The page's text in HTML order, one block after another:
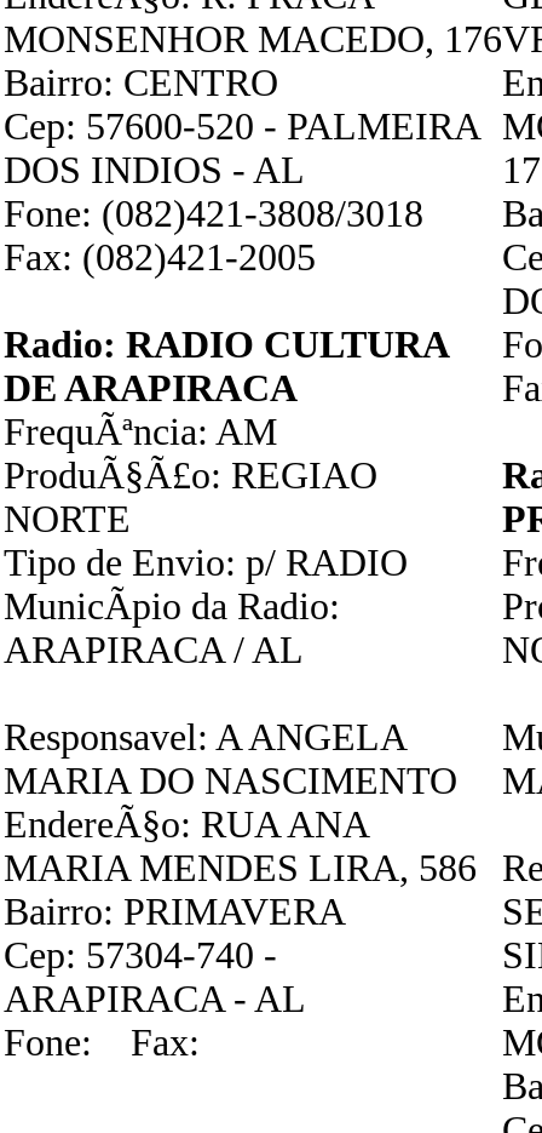
MONSENHOR MACEDO, 176
Bairro: CENTRO
Cep: 57600-520 - PALMEIRA
DOS INDIOS - AL
Fone: (082)421-3808/3018
Fax: (082)421-2005
Radio: RADIO CULTURA
DE ARAPIRACA
FrequÃªncia: AM
ProduÃ§Ã£o: REGIAO
NORTE
Tipo de Envio: p/ RADIO
MunicÃ­pio da Radio:
ARAPIRACA / AL
Responsavel: A ANGELA
MARIA DO NASCIMENTO
EndereÃ§o: RUA ANA
MARIA MENDES LIRA, 586
Bairro: PRIMAVERA
Cep: 57304-740 -
ARAPIRACA - AL
Fone: Fax: